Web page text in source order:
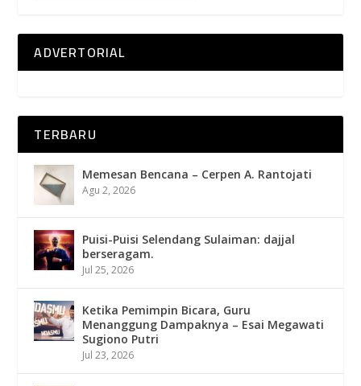
ADVERTORIAL
TERBARU
Memesan Bencana – Cerpen A. Rantojati
Agu 2, 2026
Puisi-Puisi Selendang Sulaiman: dajjal
berseragam.
Jul 25, 2026
Ketika Pemimpin Bicara, Guru
Menanggung Dampaknya – Esai Megawati
Sugiono Putri
Jul 23, 2026